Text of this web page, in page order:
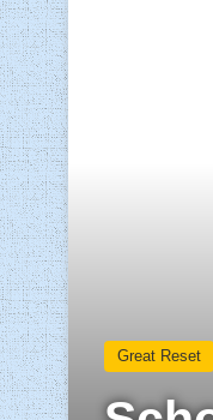
Great Reset